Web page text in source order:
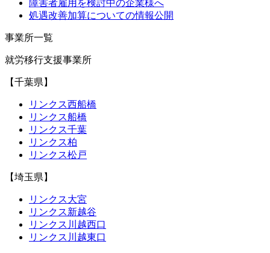
障害者雇用を検討中の企業様へ
処遇改善加算についての情報公開
事業所一覧
就労移行支援事業所
【千葉県】
リンクス西船橋
リンクス船橋
リンクス千葉
リンクス柏
リンクス松戸
【埼玉県】
リンクス大宮
リンクス新越谷
リンクス川越西口
リンクス川越東口